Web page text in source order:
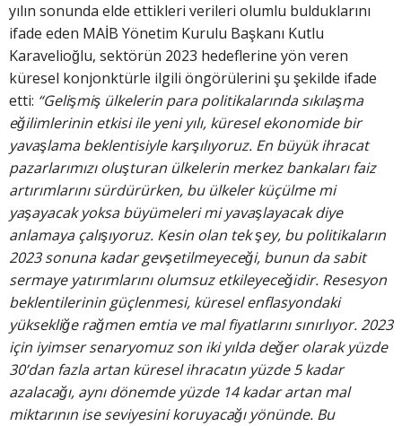
yılın sonunda elde ettikleri verileri olumlu bulduklarını
ifade eden MAİB Yönetim Kurulu Başkanı Kutlu
Karavelioğlu, sektörün 2023 hedeflerine yön veren
küresel konjonktürle ilgili öngörülerini şu şekilde ifade
etti: “Gelişmiş ülkelerin parapolitikalarında sıkılaşma
eğilimlerinin etkisi ile yeni yılı, küresel ekonomide bir
yavaşlama beklentisiyle karşılıyoruz. En büyük ihracat
pazarlarımızı oluşturan ülkelerin merkez bankaları faiz
artırımlarını sürdürürken, bu ülkeler küçülme mi
yaşayacak yoksa büyümeleri mi yavaşlayacak diye
anlamaya çalışıyoruz. Kesin olan tek şey, bu politikaların
2023 sonuna kadar gevşetilmeyeceği, bunun da sabit
sermaye yatırımlarını olumsuz etkileyeceğidir. Resesyon
beklentilerinin güçlenmesi, küresel enflasyondaki
yüksekliğe rağmen emtia ve mal fiyatlarını sınırlıyor. 2023
için iyimser senaryomuz son iki yılda değer olarak yüzde
30’dan fazla artan küresel ihracatın yüzde 5 kadar
azalacağı, aynı dönemde yüzde 14 kadar artan mal
miktarının ise seviyesini koruyacağı yönünde. Bu